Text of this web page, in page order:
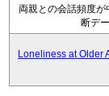
両親との会話頻度
断デ
Loneliness at Older